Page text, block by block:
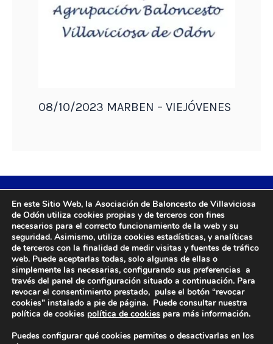
08/10/2023 MARBEN – VIEJÓVENES
DIRECCIÓN
Camino de Sacedón 15
28670
En este Sitio Web, la Asociación de Baloncesto de Villaviciosa
de Odón utiliza cookies propias y de terceros con fines
necesarios para el correcto funcionamiento de la web y su
seguridad. Asimismo, utiliza cookies estadísticas, y analíticas
de terceros con la finalidad de medir visitas y fuentes de tráfico
web. Puede aceptarlas todas, solo algunas de ellas o
simplemente las necesarias, configurando sus preferencias a
través del panel de configuración situado a continuación. Para
revocar el consentimiento prestado, pulse el botón “revocar
cookies” instalado a pie de página. Puede consultar nuestra
política de cookies política de cookies para más información.
Puedes configurar qué cookies permites o desactivarlas en los